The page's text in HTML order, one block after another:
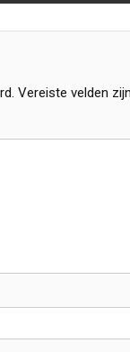
Vereiste velden